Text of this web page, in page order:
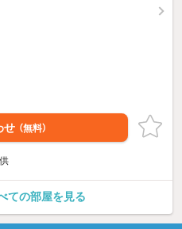
せ （無料）
ての部屋を見る